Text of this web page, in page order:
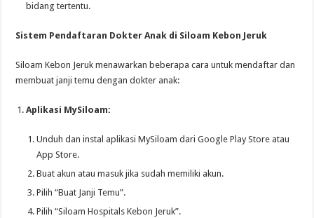
bidang tertentu.
Sistem Pendaftaran Dokter Anak di Siloam Kebon Jeruk
Siloam Kebon Jeruk menawarkan beberapa cara untuk mendaftar dan
membuat janji temu dengan dokter anak:
Aplikasi MySiloam:
Unduh dan instal aplikasi MySiloam dari Google Play Store atau
App Store.
Buat akun atau masuk jika sudah memiliki akun.
Pilih “Buat Janji Temu”.
Pilih “Siloam Hospitals Kebon Jeruk”.